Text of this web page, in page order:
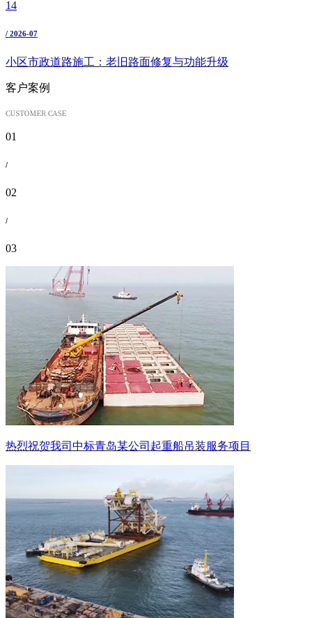
14
/ 2026-07
小区市政道路施工：老旧路面修复与功能升级
客户案例
01
/
02
/
03
热烈祝贺我司中标青岛某公司起重船吊装服务项目